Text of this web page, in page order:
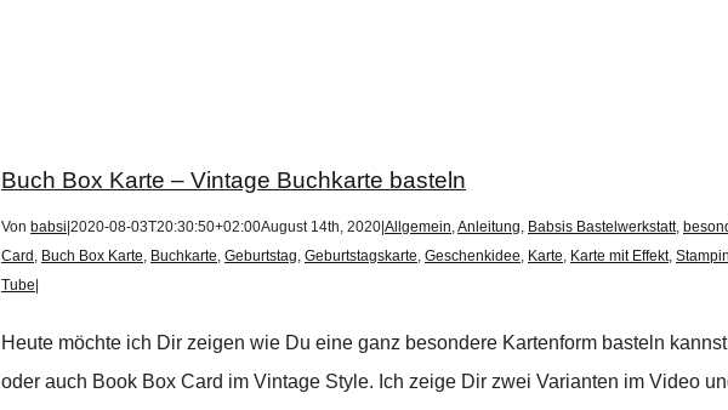
Buch Box Karte – Vintage Buchkarte basteln
Von babsi 2020-08-03T20:30:50+02:00August 14th, 2020 Allgemein,Anleitung, Babsis Bastelwerkstatt,
Card , Buch Box Karte, Buchkarte, Geburtstag, Geburtstagskarte, Geschenkidee, Karte, Karte mit Effekt,
Tube
Heute möchte ich Dir zeigen wie Du eine ganz besondere Kartenform basteln
oder auch Book Box Card im Vintage Style. Ich zeige Dir zwei Varianten im Video